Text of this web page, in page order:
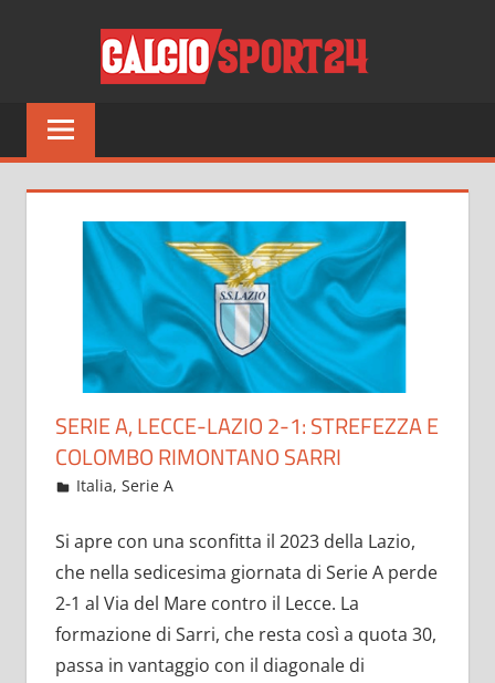
Tutto
sul
del
SERIE A, LECCE-LAZIO 2-1: STREFEZZA E
COLOMBO RIMONTANO SARRI
Gennaio 5, 2023
admin
Italia,Serie A
Si apre con una sconfitta il 2023 della Lazio,
che nella sedicesima giornata di Serie A perde
2-1 al Via del Mare contro il Lecce. La
formazione di Sarri, che resta così a quota 30,
passa in vantaggio con il diagonale di